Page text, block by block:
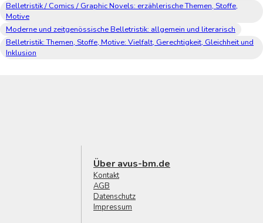
Belletristik / Comics / Graphic Novels: erzählerische Themen, Stoffe,
Motive
Moderne und zeitgenössische Belletristik: allgemein und literarisch
Belletristik: Themen, Stoffe, Motive: Vielfalt, Gerechtigkeit, Gleichheit und
Inklusion
Über avus-bm.de
Kontakt
AGB
Datenschutz
Impressum